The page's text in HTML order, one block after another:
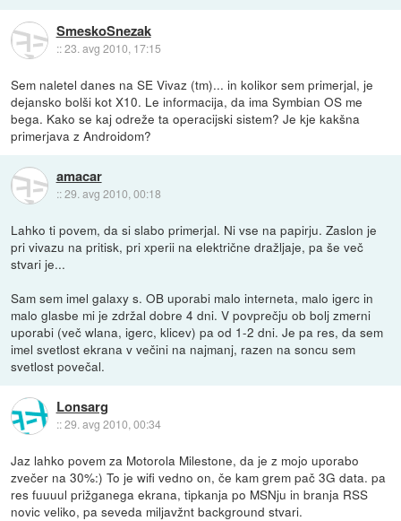
SmeskoSnezak
::23. avg 2010, 17:15
Sem naletel danes na SE Vivaz (tm)... in kolikor sem primerjal, je
dejansko bolši kot X10. Le informacija, da ima Symbian OS me
bega. Kako se kaj odreže ta operacijski sistem? Je kje kakšna
primerjava z Androidom?
amacar
::29. avg 2010, 00:18
Lahko ti povem, da si slabo primerjal. Ni vse na papirju. Zaslon je
pri vivazu na pritisk, pri xperii na električne dražljaje, pa še več
stvari je...
Sam sem imel galaxy s. OB uporabi malo interneta, malo igerc in
malo glasbe mi je zdržal dobre 4 dni. V povprečju ob bolj zmerni
uporabi (več wlana, igerc, klicev) pa od 1-2 dni. Je pa res, da sem
imel svetlost ekrana v večini na najmanj, razen na soncu sem
svetlost povečal.
Lonsarg
::29. avg 2010, 00:34
Jaz lahko povem za Motorola Milestone, da je z mojo uporabo
zvečer na 30%:) To je wifi vedno on, če kam grem pač 3G data. pa
res fuuuul prižganega ekrana, tipkanja po MSNju in branja RSS
novic veliko, pa seveda miljavžnt background stvari.